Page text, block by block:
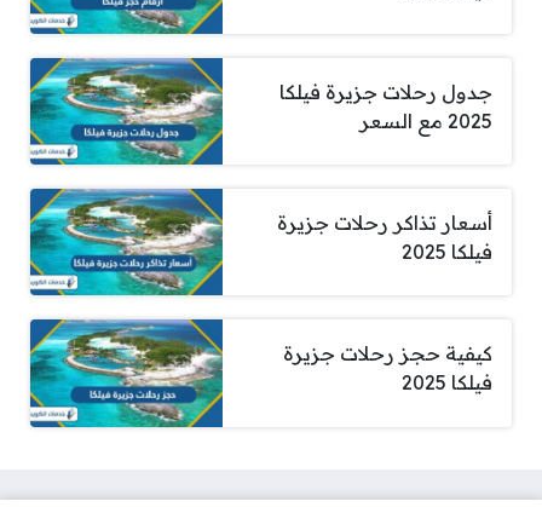
جدول رحلات جزيرة فيلكا
2025 مع السعر
أسعار تذاكر رحلات جزيرة
فيلكا 2025
كيفية حجز رحلات جزيرة
فيلكا 2025